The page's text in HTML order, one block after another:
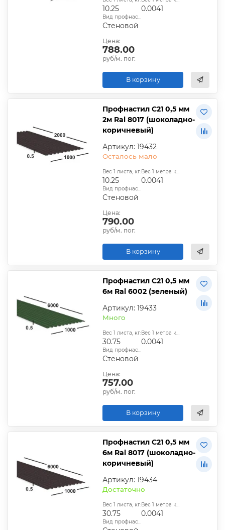
10.25 0.0041
Вид профнастила:
Стеновой
Цена:
788.00
руб/м. пог.
В корзину
Профнастил С21 0,5 мм
2м Ral 8017 (шоколадно-
коричневый)
Артикул: 19432
Осталось мало
Вес 1 листа, кг:
10.25
Вес 1 метра квадратного, т:
0.0041
Вид профнастила:
Стеновой
Цена:
790.00
руб/м. пог.
В корзину
Профнастил С21 0,5 мм
6м Ral 6002 (зеленый)
Артикул: 19433
Много
Вес 1 листа, кг:
30.75
Вес 1 метра квадратного, т:
0.0041
Вид профнастила:
Стеновой
Цена:
757.00
руб/м. пог.
В корзину
Профнастил С21 0,5 мм
6м Ral 8017 (шоколадно-
коричневый)
Артикул: 19434
Достаточно
Вес 1 листа, кг:
30.75
Вес 1 метра квадратного, т:
0.0041
Вид профнастила: